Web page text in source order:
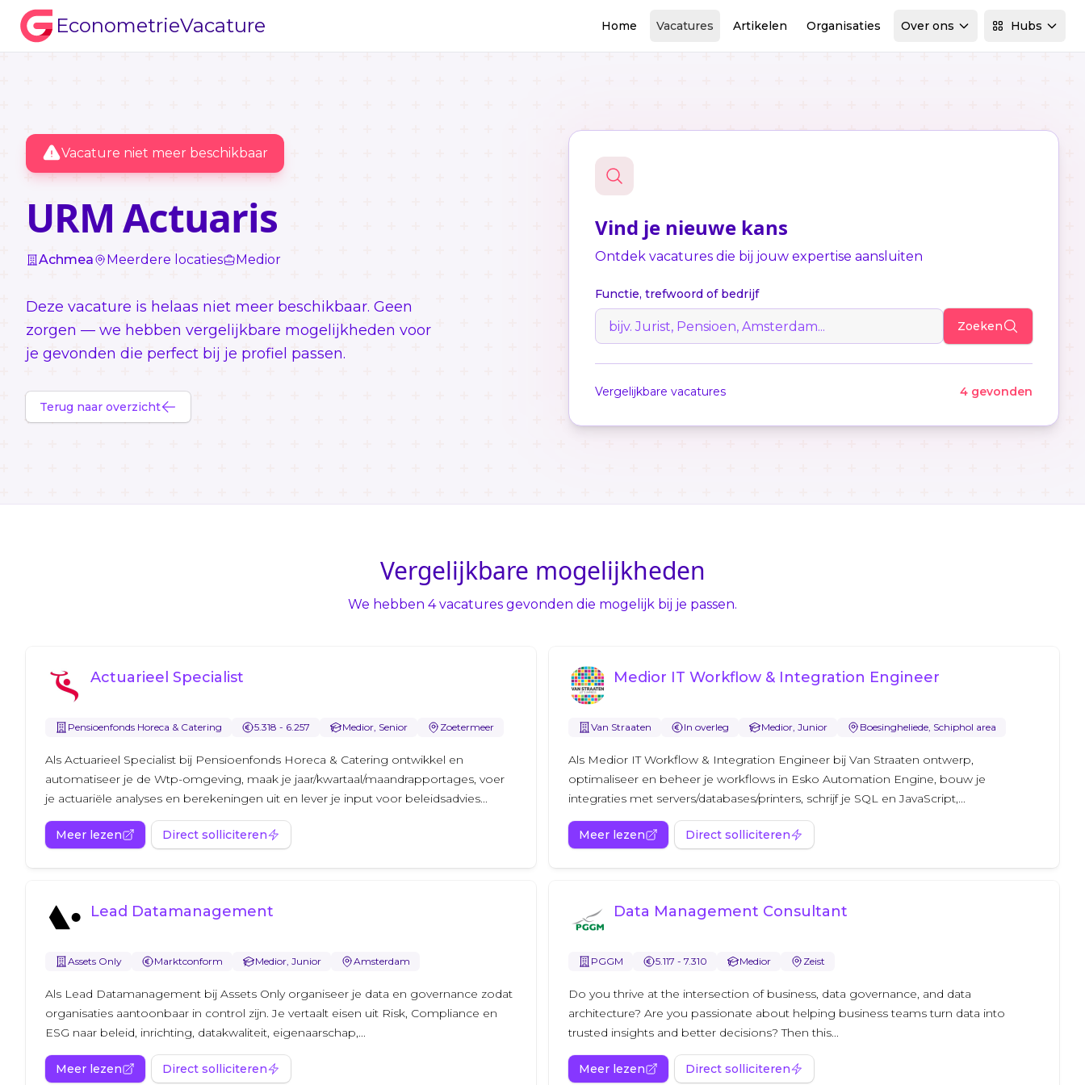
EconometrieVacature Home Vacatures Artikelen Organisaties Over ons Hubs
Vacature niet meer beschikbaar
URM Actuaris
Achmea Meerdere locaties Medior
Deze vacature is helaas niet meer beschikbaar. Geen
zorgen — we hebben vergelijkbare mogelijkheden voor
je gevonden die perfect bij je profiel passen.
Terug naar overzicht
Vind je nieuwe kans
Ontdek vacatures die bij jouw expertise aansluiten
Functie, trefwoord of bedrijf
Zoeken
Vergelijkbare vacatures 4 gevonden
Vergelijkbare mogelijkheden
We hebben 4 vacatures gevonden die mogelijk bij je passen.
Actuarieel Specialist
Pensioenfonds Horeca & Catering 5.318 - 6.257 Medior, Senior Zoetermeer
Als Actuarieel Specialist bij Pensioenfonds Horeca & Catering ontwikkel en
automatiseer je de Wtp-omgeving, maak je jaar/kwartaal/maandrapportages, voer
je actuariële analyses en berekeningen uit en lever je input voor beleidsadvies...
Meer lezen Direct solliciteren
Medior IT Workflow & Integration Engineer
Van Straaten In overleg Medior, Junior Boesingheliede, Schiphol area
Als Medior IT Workflow & Integration Engineer bij Van Straaten ontwerp,
optimaliseer en beheer je workflows in Esko Automation Engine, bouw je
integraties met servers/databases/printers, schrijf je SQL en JavaScript,...
Meer lezen Direct solliciteren
Lead Datamanagement
Assets Only Marktconform Medior, Junior Amsterdam
Als Lead Datamanagement bij Assets Only organiseer je data en governance zodat
organisaties aantoonbaar in control zijn. Je vertaalt eisen uit Risk, Compliance en
ESG naar beleid, inrichting, datakwaliteit, eigenaarschap,...
Meer lezen Direct solliciteren
Data Management Consultant
PGGM 5.117 - 7.310 Medior Zeist
Do you thrive at the intersection of business, data governance, and data
architecture? Are you passionate about helping business teams turn data into
trusted insights and better decisions? Then this...
Meer lezen Direct solliciteren